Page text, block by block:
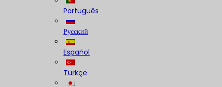
Português
Русский
Español
Türkçe